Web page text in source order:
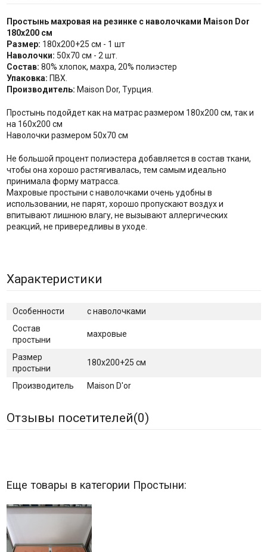
Простынь махровая на резинке с наволочками Maison Dor
180х200 см
Размер: 180х200+25 см - 1 шт
Наволочки: 50х70 см - 2 шт.
Состав: 80% хлопок, махра, 20% полиэстер
Упаковка: ПВХ.
Производитель: Maison Dor, Турция.
Простынь подойдет как на матрас размером 180х200 см, так и
на 160х200 см
Наволочки размером 50х70 см
Не большой процент полиэстера добавляется в состав ткани,
чтобы она хорошо растягивалась, тем самым идеально
принимала форму матрасса.
Махровые простыни с наволочками очень удобны в
использовании, не парят, хорошо пропускают воздух и
впитывают лишнюю влагу, не вызывают аллергических
реакций, не привередливы в уходе.
Характеристики
Особенности
с наволочками
Состав
простыни
махровые
Размер
простыни
180x200+25 см
Производитель Maison D'or
Отзывы посетителей(0)
Еще товары в категории Простыни: